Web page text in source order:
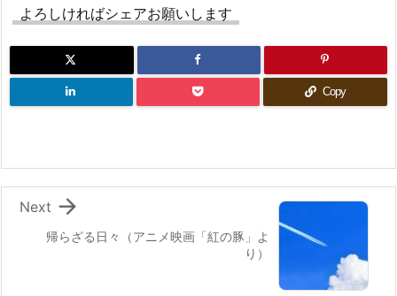
よろしければシェアお願いします
Copy
帰らざる日々（アニメ映画「紅の豚」よ
り）

Next